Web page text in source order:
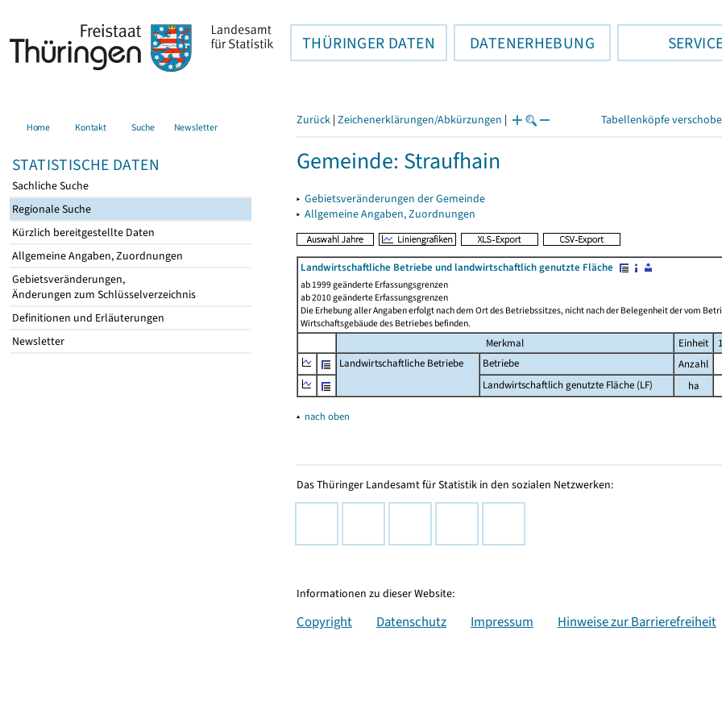
THÜRINGER DATEN DATENERHEBUNG
Home Kontakt Suche Newsletter
STATISTISCHE DATEN
Sachliche Suche
Regionale Suche
Kürzlich bereitgestellte Daten
Allgemeine Angaben, Zuordnungen
Gebietsveränderungen,
Änderungen zum Schlüsselverzeichnis
Definitionen und Erläuterungen
Newsletter
Zurück | Zeichenerklärungen/Abkürzungen | Tabellenköpfe
Gemeinde: Straufhain
▸ Gebietsveränderungen der Gemeinde
▸ Allgemeine Angaben, Zuordnungen
Landwirtschaftliche Betriebe und landwirtschaftlich genutzte Fläche
ab 1999 geänderte Erfassungsgrenzen
ab 2010 geänderte Erfassungsgrenzen
Die Erhebung aller Angaben erfolgt nach dem Ort des Betriebssitzes, nicht nach der Belegenheit der vom
Wirtschaftsgebäude des Betriebes befinden.
Merkmal Einheit
Landwirtschaftliche Betriebe
Betriebe Anzahl
Landwirtschaftlich genutzte Fläche (LF)
ha
▴ nach oben
Das Thüringer Landesamt für Statistik in den sozialen Netzwerken:
Informationen zu dieser Website:
Copyright Datenschutz Impressum Hinweise zur Barrierefreiheit